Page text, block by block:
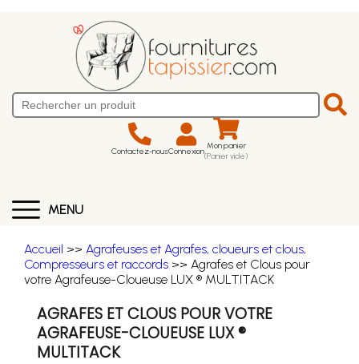
Contactez-nousConnexion Mon panier
(Panier vide)
MENU
Accueil >> Agrafeuses et Agrafes, cloueurs et clous,
Compresseurs et raccords >> Agrafes et Clous pour
votre Agrafeuse-Cloueuse LUX ® MULTITACK
AGRAFES ET CLOUS POUR VOTRE
AGRAFEUSE-CLOUEUSE LUX ®
MULTITACK